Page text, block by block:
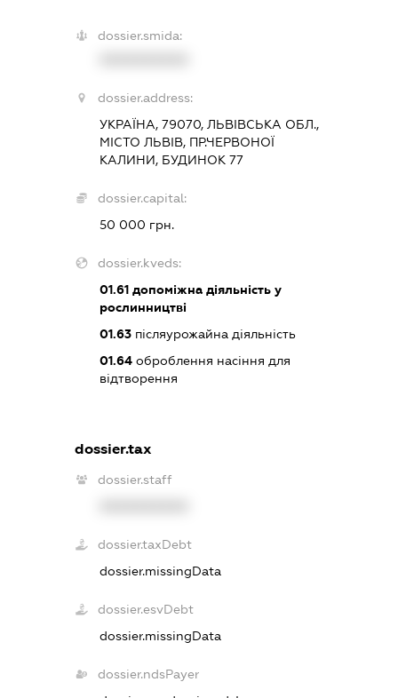
dossier.smida:
dossier.address:
УКРАЇНА, 79070, ЛЬВІВСЬКА ОБЛ.,
МІСТО ЛЬВІВ, ПР.ЧЕРВОНОЇ
КАЛИНИ, БУДИНОК 77
dossier.capital:
50 000 грн.
dossier.kveds:
01.61допоміжна діяльність у
рослинництві
01.63післяурожайна діяльність
01.64оброблення насіння для
відтворення
dossier.tax
dossier.staff
dossier.taxDebt
dossier.missingData
dossier.esvDebt
dossier.missingData
dossier.ndsPayer